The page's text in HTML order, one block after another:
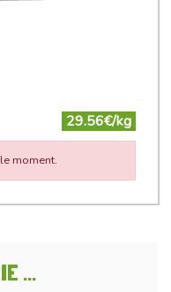
29.56€/kg
moment.
...